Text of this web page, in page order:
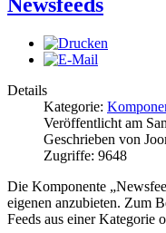
Details
Kategorie:
Veröffentlicht am
Geschrieben von
Zugriffe: 9648
Die Komponente
eigenen anzubieten. Zum
Feeds aus einer Kategorie